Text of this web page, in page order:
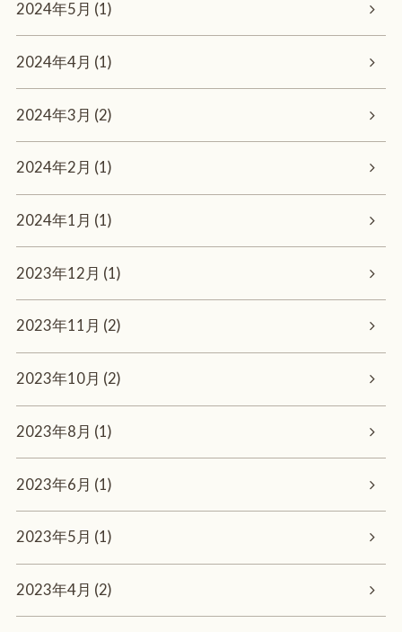
2024年5月 (1)
2024年4月 (1)
2024年3月 (2)
2024年2月 (1)
2024年1月 (1)
2023年12月 (1)
2023年11月 (2)
2023年10月 (2)
2023年8月 (1)
2023年6月 (1)
2023年5月 (1)
2023年4月 (2)